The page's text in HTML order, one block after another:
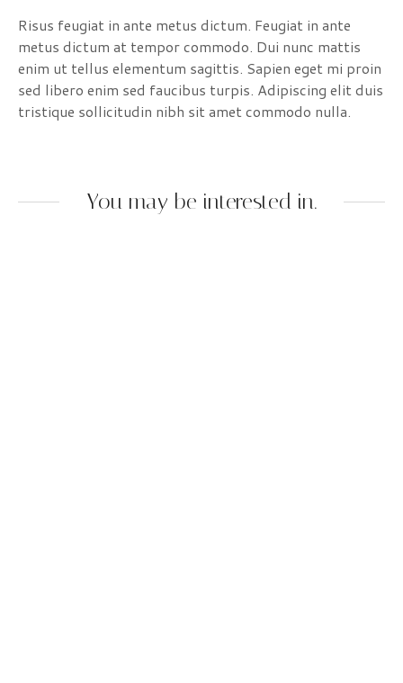
Risus feugiat in ante metus dictum. Feugiat in ante
metus dictum at tempor commodo. Dui nunc mattis
enim ut tellus elementum sagittis. Sapien eget mi proin
sed libero enim sed faucibus turpis. Adipiscing elit duis
tristique sollicitudin nibh sit amet commodo nulla.
You may be interested in.